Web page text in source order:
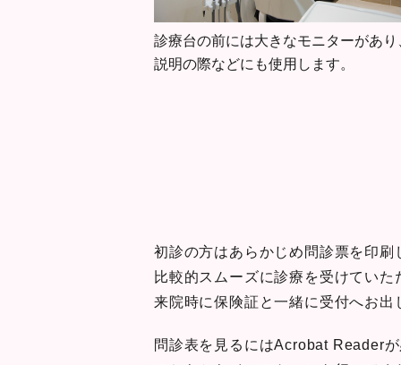
診療台の前には大きなモニターがあり
説明の際などにも使用します。
初診の方はあらかじめ問診票を印
比較的スムーズに診療を受けていた
来院時に保険証と一緒に受付へお出
問診表を見るにはAcrobat Reader